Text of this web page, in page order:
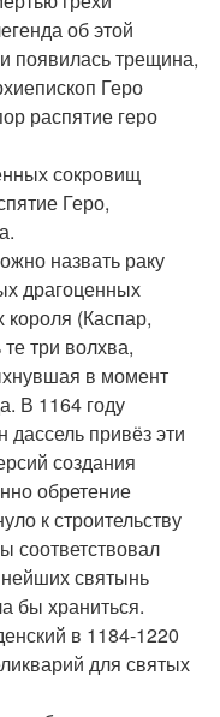
об этой
появилась трещина,
Геро
распятие геро
сокровищ
Геро,
назвать раку
драгоценных
короля (Каспар,
три волхва,
в момент
В 1164 году
привёз эти
создания
обретение
к строительству
соответствовал
святынь
бы храниться.
в 1184-1220
для святых